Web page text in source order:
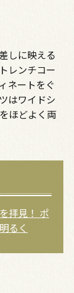
しに映える
レンチコー
ネートをぐ
はワイドシ
ほどよく両
拝見！ ポ
るく